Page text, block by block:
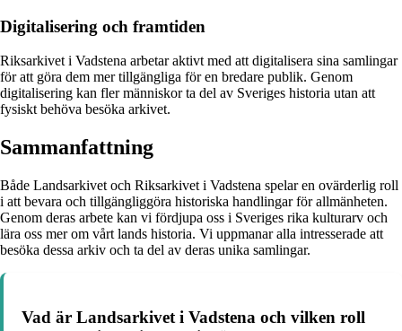
Digitalisering och framtiden
Riksarkivet i Vadstena arbetar aktivt med att digitalisera sina samlingar
för att göra dem mer tillgängliga för en bredare publik. Genom
digitalisering kan fler människor ta del av Sveriges historia utan att
fysiskt behöva besöka arkivet.
Sammanfattning
Både Landsarkivet och Riksarkivet i Vadstena spelar en ovärderlig roll
i att bevara och tillgängliggöra historiska handlingar för allmänheten.
Genom deras arbete kan vi fördjupa oss i Sveriges rika kulturarv och
lära oss mer om vårt lands historia. Vi uppmanar alla intresserade att
besöka dessa arkiv och ta del av deras unika samlingar.
Vad är Landsarkivet i Vadstena och vilken roll